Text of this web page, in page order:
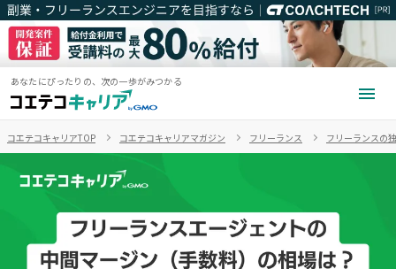
あなたにぴったりの、次の一歩がみつかる
コエテコキャリアTOP コエテコキャリアマガジン フリーランス フリーランスの